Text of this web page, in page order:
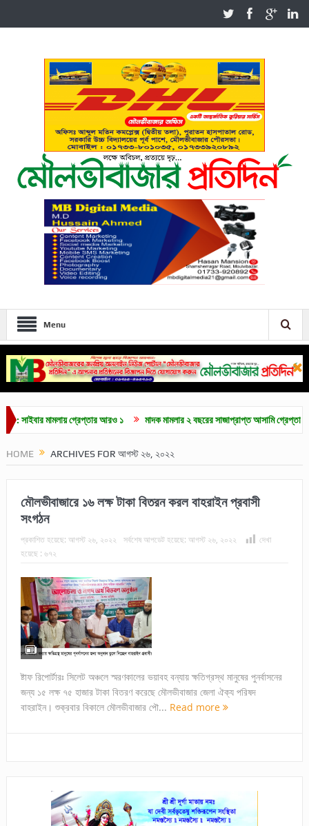
Menu
মামলায় গ্রেপ্তার আরও ১ মাদক মামলার ২ বছরের সাজাপ্রাপ্ত আসামি গ্রেপ্তার
HOME ARCHIVES FOR আগস্ট ২৬, ২০২২
মৌলভীবাজারে ১৬ লক্ষ টাকা বিতরন করল বাহরাইন প্রবাসী
সংগঠন
প্রকাশিত হয়েছে: আগস্ট ২৬, ২০২২ সর্বশেষ আপডেট হয়েছে: আগস্ট ২৬, ২০২২
দেখা
হয়েছে : ৬৭২
ষ্টাফ রিপোর্টারঃ সিলেট অঞ্চলে স্মরণকালের ভয়াবহ বন্যায় ক্ষতিগ্রস্থ মানুষের পুনর্বাসনের
জন্য ১৫ লক্ষ ৭৫ হাজার টাকা বিতরণ করেছে মৌলভীবাজার জেলা ঐক্য পরিষদ
বাহরাইন। শুক্রবার বিকালে মৌলভীবাজার পৌ... Read more